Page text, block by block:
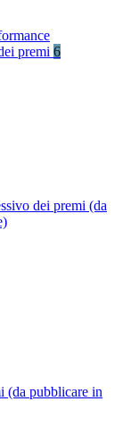
premi 6
dei premi (da
(da pubblicare in